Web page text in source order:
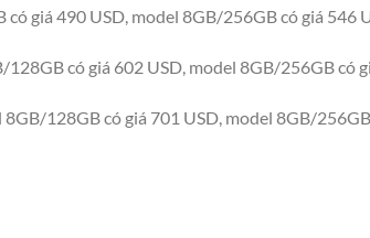
giá 490 USD, model 8GB/256GB có giá 546
có giá 602 USD, model 8GB/256GB có
128GB có giá 701 USD, model 8GB/